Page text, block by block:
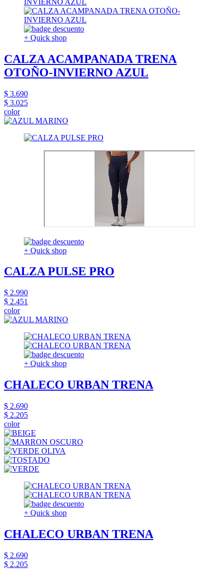
+ Quick shop
CALZA ACAMPANADA TRENA
OTOÑO-INVIERNO AZUL
$ 3.690
$ 3.025
color
+ Quick shop
CALZA PULSE PRO
$ 2.990
$ 2.451
color
+ Quick shop
CHALECO URBAN TRENA
$ 2.690
$ 2.205
color
+ Quick shop
CHALECO URBAN TRENA
$ 2.690
$ 2.205